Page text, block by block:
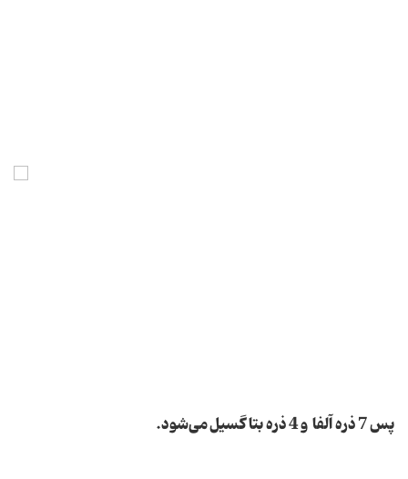
پس 7 ذره آلفا و 4 ذره بتا گسیل می‌شود.